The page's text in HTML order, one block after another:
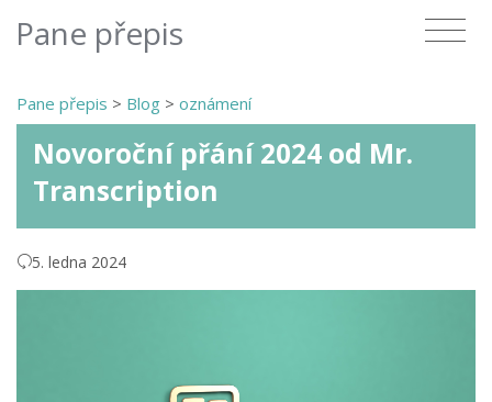
Pane přepis
Pane přepis > Blog > oznámení
Novoroční přání 2024 od Mr.
Transcription
5. ledna 2024